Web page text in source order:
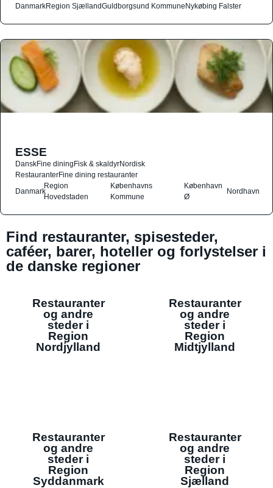
DanmarkRegion SjællandGuldborgsund KommuneNykøbing Falster
ESSE
DanskFine diningFisk & skaldyrNordisk
RestauranterFine dining restauranter
Danmark
Region
Hovedstaden
Københavns
Kommune
København
Ø
Nordhavn
Find restauranter, spisesteder,
caféer, barer, hoteller og forlystelser i
de danske regioner
Restauranter
og andre
steder i
Region
Nordjylland
Restauranter
og andre
steder i
Region
Midtjylland
Restauranter
og andre
steder i
Region
Syddanmark
Restauranter
og andre
steder i
Region
Sjælland